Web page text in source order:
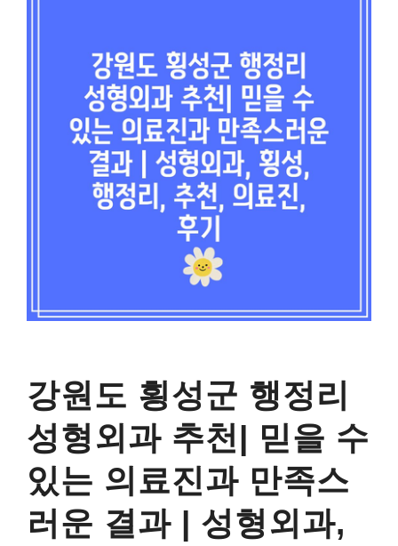
강원도 횡성군 행정리
성형외과 추천| 믿을 수
있는 의료진과 만족스
러운 결과 | 성형외과,